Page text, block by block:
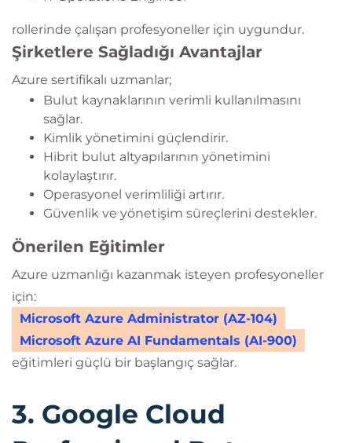
rollerinde çalışan profesyoneller için uygundur.
Şirketlere Sağladığı Avantajlar
Azure sertifikalı uzmanlar;
Bulut kaynaklarının verimli kullanılmasını
sağlar.
Kimlik yönetimini güçlendirir.
Hibrit bulut altyapılarının yönetimini
kolaylaştırır.
Operasyonel verimliliği artırır.
Güvenlik ve yönetişim süreçlerini destekler.
Önerilen Eğitimler
Azure uzmanlığı kazanmak isteyen profesyoneller
için:
Microsoft Azure Administrator (AZ-104)
Microsoft Azure AI Fundamentals (AI-900)
eğitimleri güçlü bir başlangıç sağlar.
3. Google Cloud